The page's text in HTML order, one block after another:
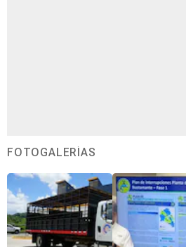
FOTOGALERÍAS